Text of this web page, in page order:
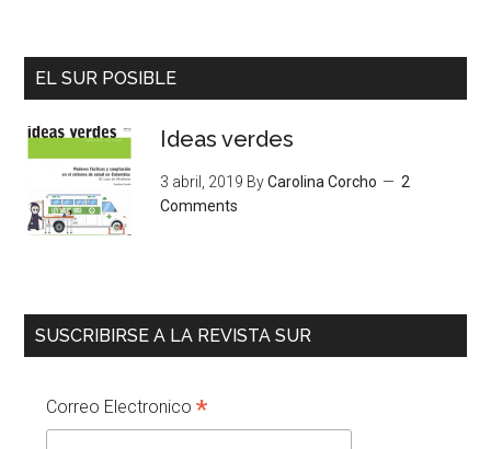
EL SUR POSIBLE
Ideas verdes
3 abril, 2019 ByCarolina Corcho
2
Comments
SUSCRIBIRSE A LA REVISTA SUR
Correo Electronico*